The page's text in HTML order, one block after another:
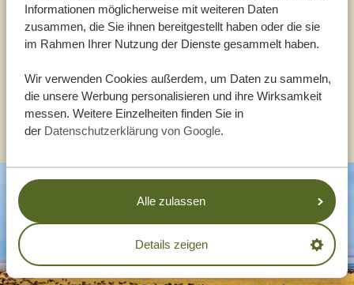
Informationen möglicherweise mit weiteren Daten
zusammen, die Sie ihnen bereitgestellt haben oder die sie
im Rahmen Ihrer Nutzung der Dienste gesammelt haben.
Wir verwenden Cookies außerdem, um Daten zu sammeln,
die unsere Werbung personalisieren und ihre Wirksamkeit
messen. Weitere Einzelheiten finden Sie in
der Datenschutzerklärung von Google.
Alle zulassen
Details zeigen
UNSERE EXPERTEN HELFEN IHNEN GERN
ANDERE LÄNDER